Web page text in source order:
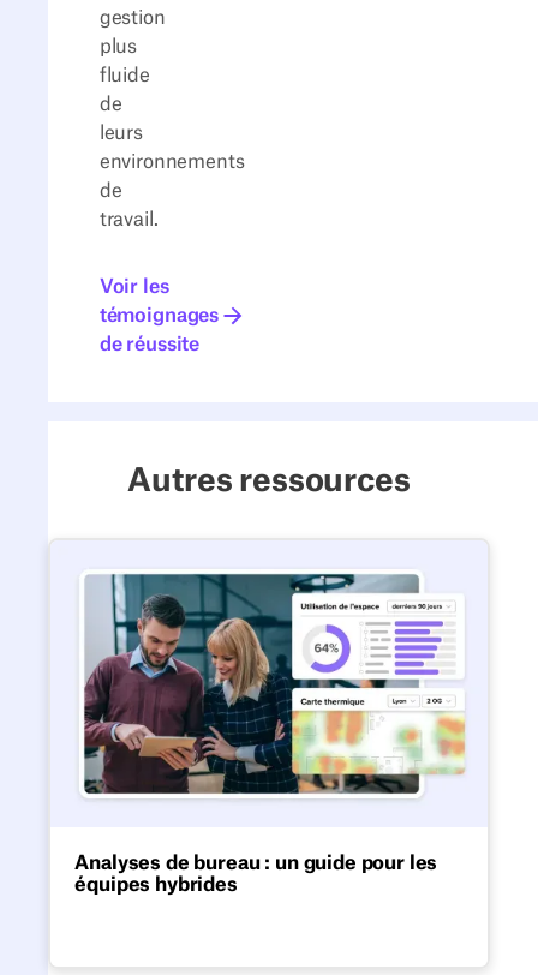
gestion
plus
fluide
de
leurs
environnements
de
travail.
Voir les témoignages de réussite
Voir les
témoignages
de réussite
Autres ressources
Analyses de bureau : un guide pour les
équipes hybrides